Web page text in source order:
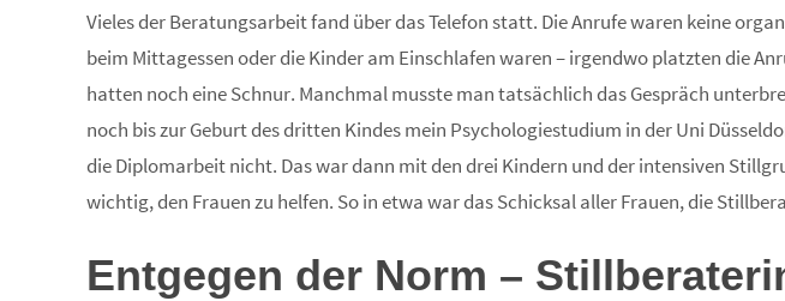
Vieles der Beratungsarbeit fand über das Telefon statt. Die Anrufe waren keine
beim Mittagessen oder die Kinder am Einschlafen waren – irgendwo platzten die
hatten noch eine Schnur. Manchmal musste man tatsächlich das Gespräch
noch bis zur Geburt des dritten Kindes mein Psychologiestudium in der Uni
die Diplomarbeit nicht. Das war dann mit den drei Kindern und der intensiven
wichtig, den Frauen zu helfen. So in etwa war das Schicksal aller Frauen, die
Entgegen der Norm –